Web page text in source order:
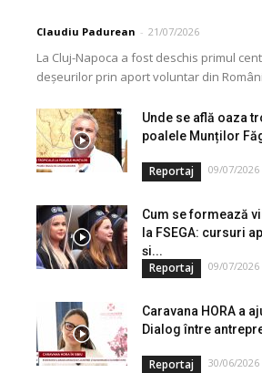
Claudiu Padurean - 21/07/2026
La Cluj-Napoca a fost deschis primul
deșeurilor prin aport voluntar din
Unde se află oaza
poalele Munților
Reportaj 09/07/2026
Cum se formează
la FSEGA: cursuri
și...
Reportaj 09/07/2026
Caravana HORA a
Dialog între
Reportaj 30/06/2026